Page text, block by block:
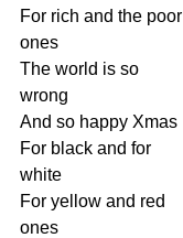
For rich and the poor
ones
The world is so
wrong
And so happy Xmas
For black and for
white
For yellow and red
ones